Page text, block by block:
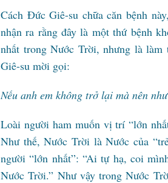
Cách Đức Giê-su chữa căn bệnh
nhận ra rằng đây là một thứ bệnh
nhất trong Nước Trời, nhưng là
Giê-su mời gọi:
Nếu anh em không trở lại mà nên
Loài người ham muốn vị trí “lớn
Như thế, Nước Trời là Nước của
người “lớn nhất”: “Ai tự hạ, coi
Nước Trời.” Như vậy trong Nước